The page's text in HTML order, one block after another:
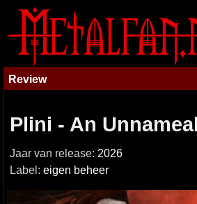
Review
Plini - An
Jaar van release: 2026
Label: eigen beheer